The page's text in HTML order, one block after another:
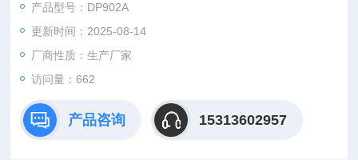
产品型号：DP902A
更新时间：2025-08-14
厂商性质：生产厂家
访问量：662
产品咨询 15313602957